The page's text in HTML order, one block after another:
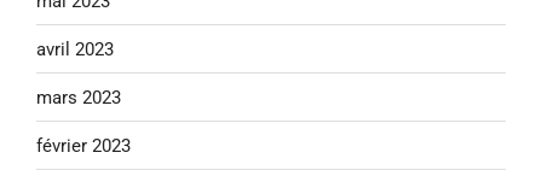
avril 2023
mars 2023
février 2023